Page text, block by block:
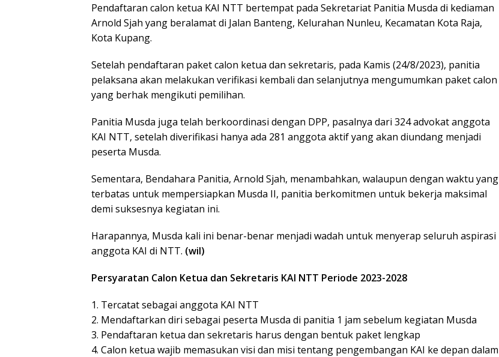
Pendaftaran calon ketua KAI NTT bertempat pada Sekretariat Panitia Musda di kediaman
Arnold Sjah yang beralamat di Jalan Banteng, Kelurahan Nunleu, Kecamatan Kota Raja,
Kota Kupang.
Setelah pendaftaran paket calon ketua dan sekretaris, pada Kamis (24/8/2023), panitia
pelaksana akan melakukan verifikasi kembali dan selanjutnya mengumumkan paket calon
yang berhak mengikuti pemilihan.
Panitia Musda juga telah berkoordinasi dengan DPP, pasalnya dari 324 advokat anggota
KAI NTT, setelah diverifikasi hanya ada 281 anggota aktif yang akan diundang menjadi
peserta Musda.
Sementara, Bendahara Panitia, Arnold Sjah, menambahkan, walaupun dengan waktu yang
terbatas untuk mempersiapkan Musda II, panitia berkomitmen untuk bekerja maksimal
demi suksesnya kegiatan ini.
Harapannya, Musda kali ini benar-benar menjadi wadah untuk menyerap seluruh aspirasi
anggota KAI di NTT. (wil)
Persyaratan Calon Ketua dan Sekretaris KAI NTT Periode 2023-2028
1. Tercatat sebagai anggota KAI NTT
2. Mendaftarkan diri sebagai peserta Musda di panitia 1 jam sebelum kegiatan Musda
3. Pendaftaran ketua dan sekretaris harus dengan bentuk paket lengkap
4. Calon ketua wajib memasukan visi dan misi tentang pengembangan KAI ke depan dalam